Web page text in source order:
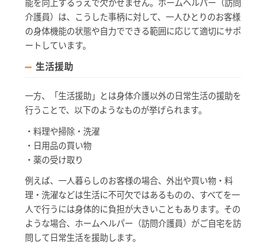
介護員）は、こうした事柄に対して、一人ひとりのお客様
の身体機能の状態や自力でできる範囲に応じて適切にサポ
ートしています。
生活援助
一方、「生活援助」とは身体介護以外の日常生活の援助を
行うことで、以下のようなものが挙げられます。
・料理や掃除・洗濯
・日用品の買い物
・薬の受け取り
例えば、一人暮らしのお客様の場合、外出や買い物・料
理・洗濯などは生活に不可欠ではあるものの、すべてを一
人で行うには身体的に負担が大きいこともあります。その
ような場合、ホームヘルパー（訪問介護員）がご自宅を訪
問して日常生活を援助します。